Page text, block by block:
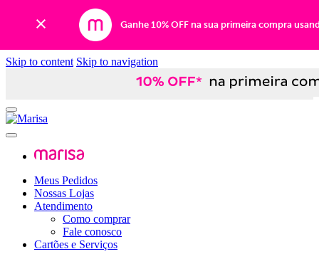
Ganhe 10% OFF na sua primeira compra
Skip to content Skip to navigation
Meus Pedidos
Nossas Lojas
Atendimento
Como comprar
Fale conosco
Cartões e Serviços